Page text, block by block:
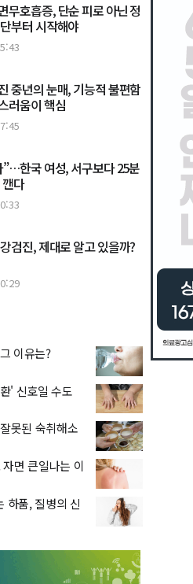
무호흡증, 단순 피로 아닌 정
부터 시작해야
중년의 눈매, 기능적 불편함
러움이 핵심
”…한국 여성, 서구보다 25분
다
검진, 제대로 알고 있을까?
이유는?
' 신호일 수도
못된 숙취해소
면 큰일나는 이
하품, 질병의 신